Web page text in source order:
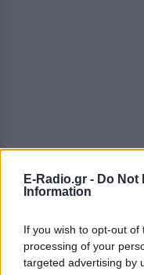
E-Radio.gr - Do Not
Information
If you wish to opt-out
processing of your
targeted advertising by
ΔΕΙΤΕ ΕΠΙΣΗΣ
ΣΤΗΝ ΙΔΙΑ